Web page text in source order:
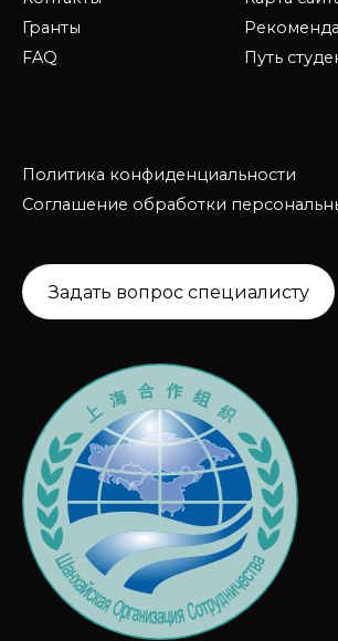
Гранты
FAQ
Путь
Политика конфиденциальности
Соглашение обработки
Задать вопрос специалисту